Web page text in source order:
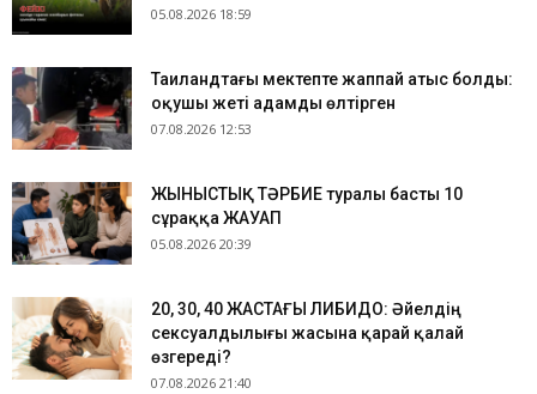
05.08.2026 18:59
Таиландтағы мектепте жаппай атыс болды:
оқушы жеті адамды өлтірген
07.08.2026 12:53
ЖЫНЫСТЫҚ ТӘРБИЕ туралы басты 10
сұраққа ЖАУАП
05.08.2026 20:39
​20, 30, 40 ЖАСТАҒЫ ЛИБИДО: Әйелдің
сексуалдылығы жасына қарай қалай
өзгереді?
07.08.2026 21:40